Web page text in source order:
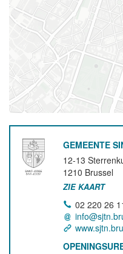
GEMEENTE
12-13
1210 Brussel
ZIE KAART
02 220 26